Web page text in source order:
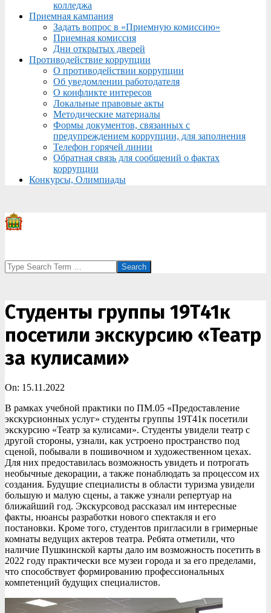
колледжа
Приемная кампания
Задать вопрос в «Приемную комиссию»
Приемная комиссия
Дни открытых дверей
Противодействие коррупции
О противодействии коррупции
Об уведомлении работодателя
О конфликте интересов
Локальные правовые акты
Методические материалы
Формы документов, связанных с
предупреждением коррупции, для заполнения
Телефон горячей линии
Обратная связь для сообщений о фактах
коррупции
Конкурсы, Олимпиады
Search
Cтуденты группы 19Т41к
посетили экскурсию «Театр
за кулисами»
On: 15.11.2022
В рамках учебной практики по ПМ.05 «Предоставление
экскурсионных услуг» студенты группы 19Т41к посетили
экскурсию «Театр за кулисами». Студенты увидели театр с
другой стороны, узнали, как устроено пространство под
сценой, побывали в пошивочном и художественном цехах.
Для них предоставилась возможность увидеть и потрогать
необычные декорации, а также понаблюдать за процессом их
создания. Будущие специалисты в области туризма увидели
большую и малую сцены, а также узнали репертуар на
ближайший год. Экскурсовод рассказал им интересные
факты, нюансы разработки нового спектакля и его
постановки. Кроме того, студентов пригласили в гримерные
комнаты ведущих актеров театра. Ребята отметили, что
наличие Пушкинской карты дало им возможность посетить в
2022 году практически все музеи города и за его пределами,
что способствует формированию профессиональных
компетенций будущих специалистов.